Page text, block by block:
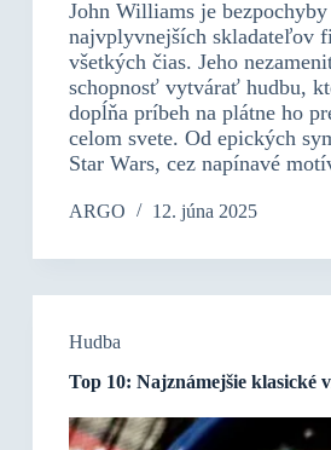
John Williams je
najvplyvnejších skladateľov
všetkých čias. Jeho
schopnosť vytvárať hudbu,
dopĺňa príbeh na plátne ho
celom svete. Od epických
Star Wars, cez napínavé
ARGO 12. júna 2025
Hudba
Top 10: Najznámejšie klasické